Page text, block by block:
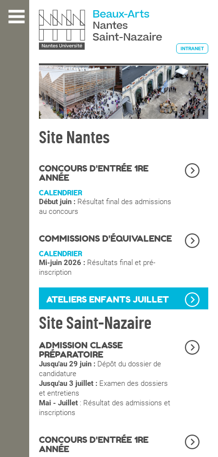
contenu
L'ÉCOLE
ENSEIGNEMENT
INTERNATIONAL
COURS PUBLICS
OPEN SCHOOL
CONTACTS
INTRANET
Site Nantes
CONCOURS D'ENTRÉE 1RE
ANNÉE
CALENDRIER
Début juin : Résultat final des admissions
au concours
COMMISSIONS D'ÉQUIVALENCE
CALENDRIER
Mi-juin 2026 : Résultats final et pré-
inscription
ATELIERS ENFANTS JUILLET
Site Saint-Nazaire
ADMISSION CLASSE
PRÉPARATOIRE
Jusqu'au 29 juin : Dépôt du dossier de
candidature
Jusqu'au 3 juillet : Examen des dossiers
et entretiens
Mai - Juillet : Résultat des admissions et
inscriptions
CONCOURS D'ENTRÉE 1RE
ANNÉE